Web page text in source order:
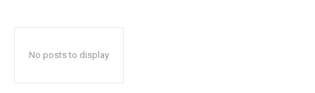
No posts to display